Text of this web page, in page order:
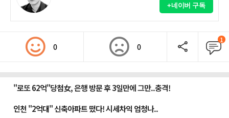
+네이버 구독
0 0
1